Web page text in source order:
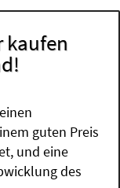
kaufen
guten Preis
und eine
des